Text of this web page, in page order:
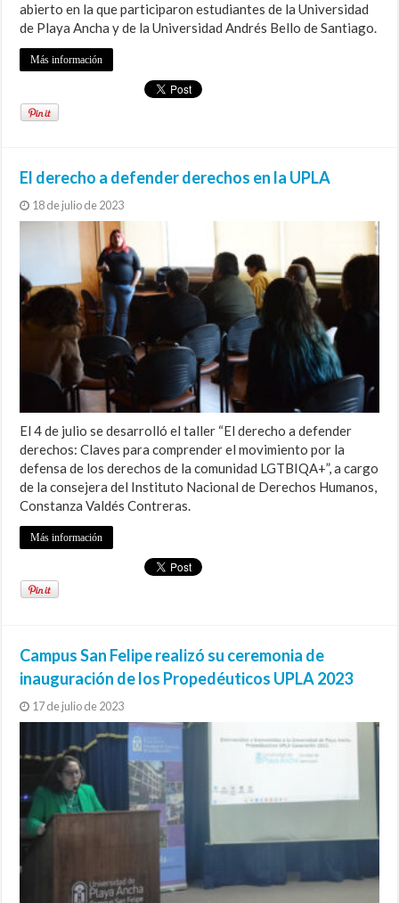
abierto en la que participaron estudiantes de la Universidad
de Playa Ancha y de la Universidad Andrés Bello de Santiago.
Más información
El derecho a defender derechos en la UPLA
18 de julio de 2023
El 4 de julio se desarrolló el taller “El derecho a defender
derechos: Claves para comprender el movimiento por la
defensa de los derechos de la comunidad LGTBIQA+”, a cargo
de la consejera del Instituto Nacional de Derechos Humanos,
Constanza Valdés Contreras.
Más información
Campus San Felipe realizó su ceremonia de
inauguración de los Propedéuticos UPLA 2023
17 de julio de 2023